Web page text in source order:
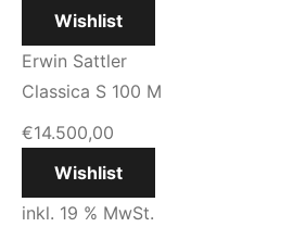
Wishlist
Erwin Sattler
Classica S 100 M
€14.500,00
Wishlist
inkl. 19 % MwSt.